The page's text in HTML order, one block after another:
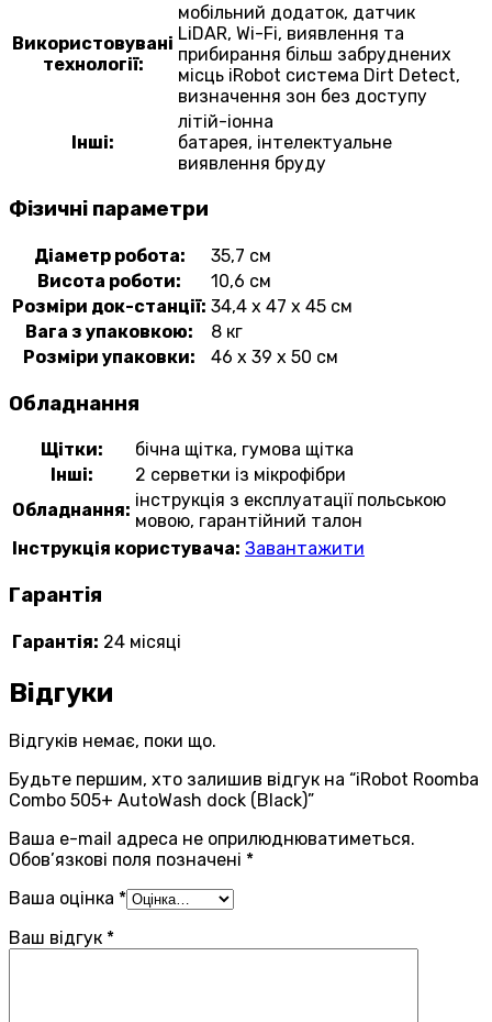
Використовувані
технології:
мобільний додаток, датчик
LiDAR, Wi-Fi, виявлення та
прибирання більш забруднених
місць iRobot система Dirt Detect,
визначення зон без доступу
Інші:
літій-іонна
батарея, інтелектуальне
виявлення бруду
Фізичні параметри
Діаметр робота:
35,7 см
Висота роботи:
10,6 см
Розміри док-станції: 34,4 x 47 x 45 см
Вага з упаковкою:
8 кг
Розміри упаковки:
46 х 39 х 50 см
Обладнання
Щітки: бічна щітка, гумова щітка
Інші:
2 серветки із мікрофібри
Обладнання: інструкція з експлуатації польською
мовою, гарантійний талон
Інструкція користувача: Завантажити
Гарантія
Гарантія: 24 місяці
Відгуки
Відгуків немає, поки що.
Будьте першим, хто залишив відгук на “iRobot Roomba
Combo 505+ AutoWash dock (Black)”
Ваша e-mail адреса не оприлюднюватиметься.
Обов’язкові поля позначені *
Ваша оцінка *
Ваш відгук *